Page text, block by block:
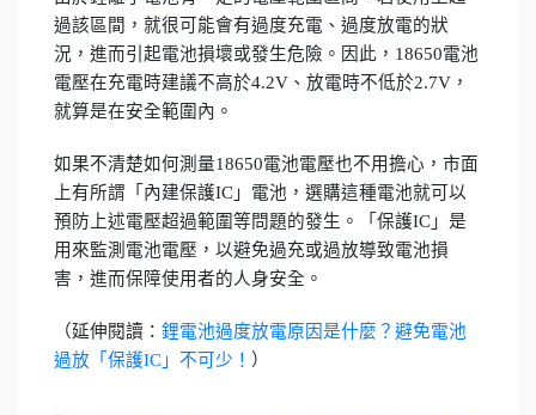
過該區間，就很可能會有過度充電、過度放電的狀
況，進而引起電池損壞或發生危險。因此，18650電池
電壓在充電時建議不高於4.2V、放電時不低於2.7V，
就算是在安全範圍內。
如果不清楚如何測量18650電池電壓也不用擔心，市面
上有所謂「內建保護IC」電池，選購這種電池就可以
預防上述電壓超過範圍等問題的發生。「保護IC」是
用來監測電池電壓，以避免過充或過放導致電池損
害，進而保障使用者的人身安全。
（延伸閱讀： 鋰電池過度放電原因是什麼？避免電池
過放「保護IC」不可少！ ）